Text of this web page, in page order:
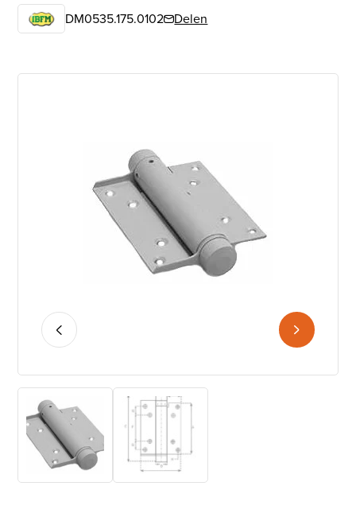
DM0535.175.0102 Delen